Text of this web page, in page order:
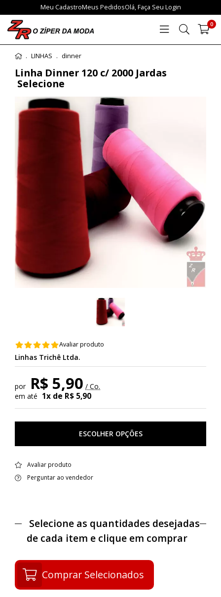
Meu CadastroMeus PedidosOlá,Faça Seu Login
0
LINHAS dinner
Linha Dinner 120 c/ 2000 Jardas
Selecione
Avaliar produto
Linhas Trichê Ltda.
por R$ 5,90 / Co.
em até 1x de R$ 5,90
ESCOLHER OPÇÕES
Avaliar produto
Perguntar ao vendedor
Selecione as quantidades desejadas
de cada item e clique em comprar
Comprar Selecionados